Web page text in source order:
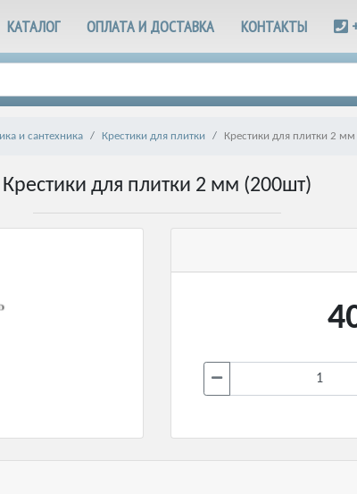
КАТАЛОГ ОПЛАТА И ДОСТАВКА КОНТАКТЫ
и сантехника Крестики для плитки Крестики для плитки 2
Крестики для плитки 2 мм (200шт)